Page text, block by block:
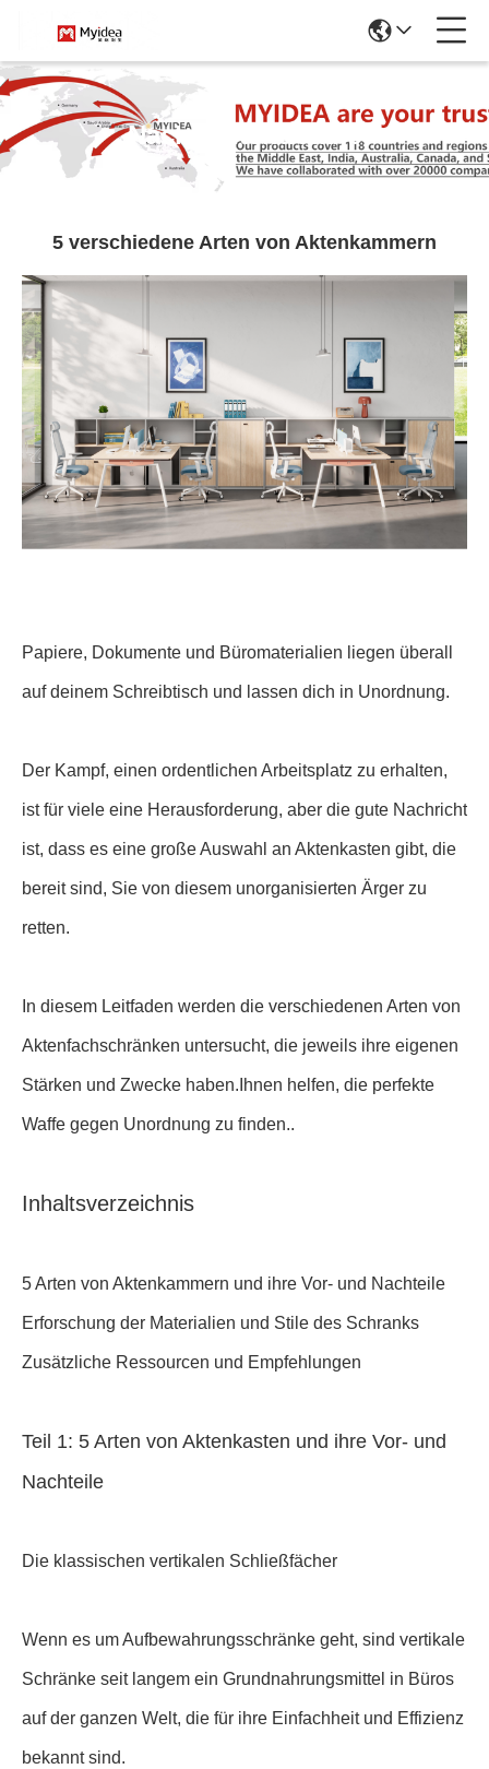
Nachrichtendetails
5 verschiedene Arten von Aktenkammern
Papiere, Dokumente und Büromaterialien liegen überall
auf deinem Schreibtisch und lassen dich in Unordnung.
Der Kampf, einen ordentlichen Arbeitsplatz zu erhalten,
ist für viele eine Herausforderung, aber die gute Nachricht
ist, dass es eine große Auswahl an Aktenkasten gibt, die
bereit sind, Sie von diesem unorganisierten Ärger zu
retten.
In diesem Leitfaden werden die verschiedenen Arten von
Aktenfachschränken untersucht, die jeweils ihre eigenen
Stärken und Zwecke haben.Ihnen helfen, die perfekte
Waffe gegen Unordnung zu finden..
Inhaltsverzeichnis
5 Arten von Aktenkammern und ihre Vor- und Nachteile
Erforschung der Materialien und Stile des Schranks
Zusätzliche Ressourcen und Empfehlungen
Teil 1: 5 Arten von Aktenkasten und ihre Vor- und
Nachteile
Die klassischen vertikalen Schließfächer
Wenn es um Aufbewahrungsschränke geht, sind vertikale
Schränke seit langem ein Grundnahrungsmittel in Büros
auf der ganzen Welt, die für ihre Einfachheit und Effizienz
bekannt sind.